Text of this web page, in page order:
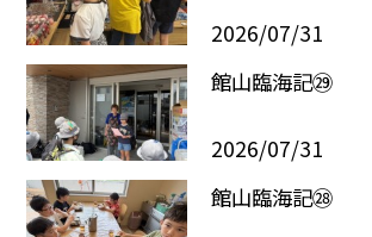
2026/07/31
館山臨海記㉙
2026/07/31
館山臨海記㉘